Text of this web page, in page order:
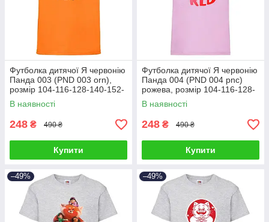
Футболка дитячої Я червонію
Панда 003 (PND 003 orn),
розмір 104-116-128-140-152-
164 см
В наявності
248 ₴ 490 ₴
Купити
Футболка дитячої Я червонію
Панда 004 (PND 004 pnc)
рожева, розмір 104-116-128-
140-152-164 см
В наявності
248 ₴ 490 ₴
Купити
–49% –49%